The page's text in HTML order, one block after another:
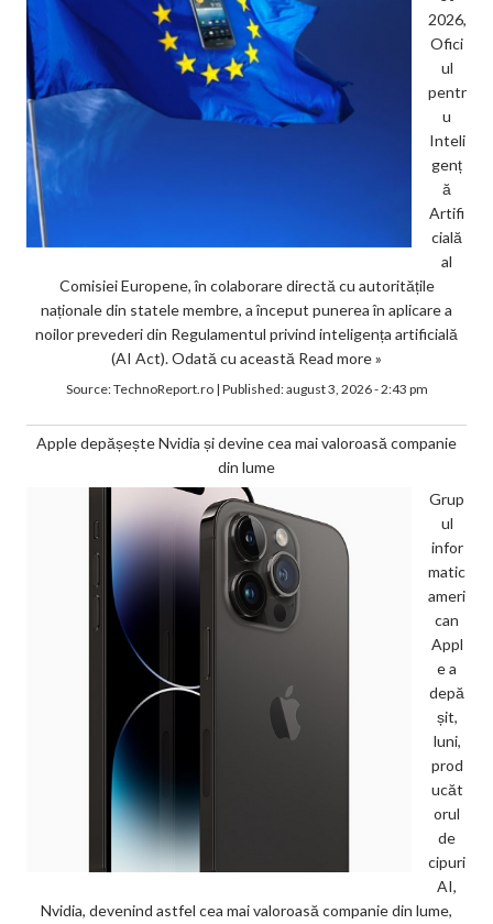
2026,
Ofici
ul
pentr
u
Inteli
genț
ă
Artifi
cială
al
Comisiei Europene, în colaborare directă cu autoritățile
naționale din statele membre, a început punerea în aplicare a
noilor prevederi din Regulamentul privind inteligența artificială
(AI Act). Odată cu această Read more »
Source:TechnoReport.ro| Published:august 3, 2026 - 2:43 pm
Apple depășește Nvidia și devine cea mai valoroasă companie
din lume
Grup
ul
infor
matic
ameri
can
Appl
e a
depă
șit,
luni,
prod
ucăt
orul
de
cipuri
AI,
Nvidia, devenind astfel cea mai valoroasă companie din lume,